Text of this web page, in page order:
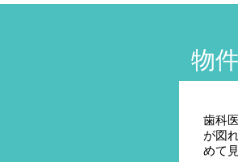
物
歯科
が図
めて